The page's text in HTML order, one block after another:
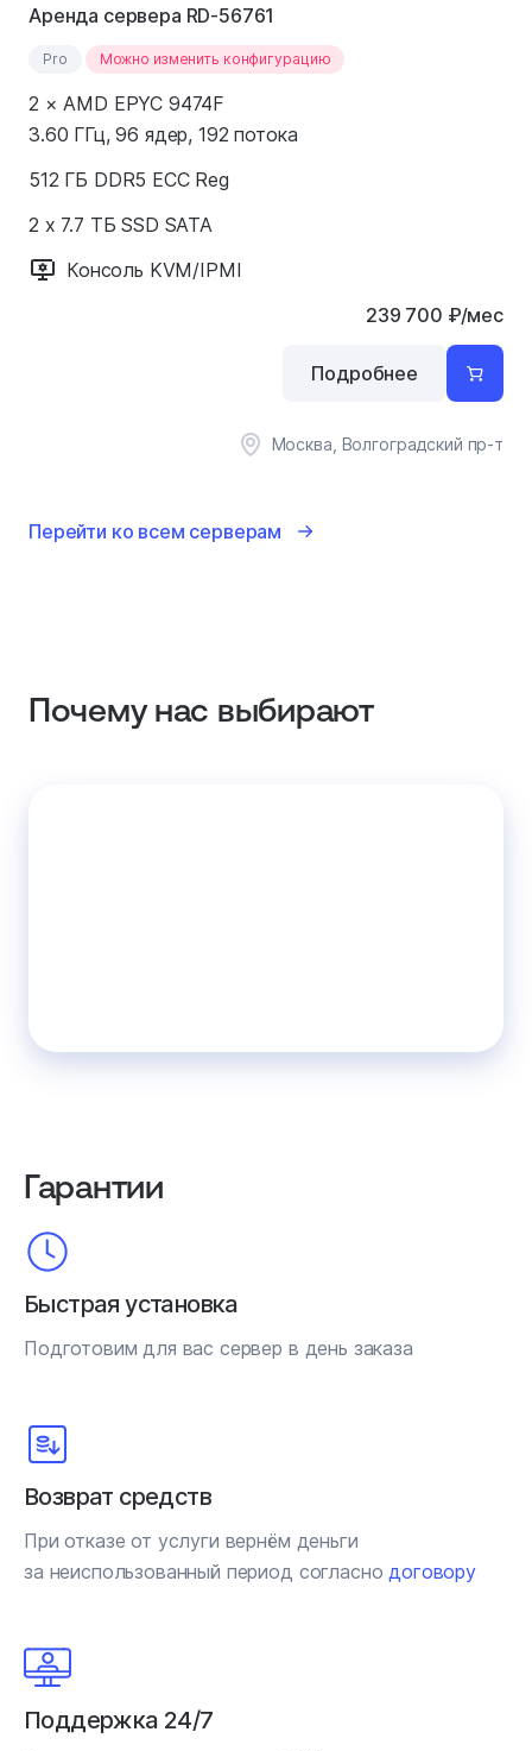
Аренда сервера RD-56761
Pro Можно изменить конфигурацию
2 × AMD EPYC 9474F
3.60 ГГц, 96 ядер, 192 потока
512 ГБ DDR5 ECC Reg
2 x 7.7 ТБ SSD SATA
Консоль KVM/IPMI
239 700 ₽/мес
Москва, Волгоградский пр-т
Подробнее
Перейти ко всем серверам
Почему нас выбирают
Гарантии
Быстрая установка
Подготовим для вас сервер в день заказа
Возврат средств
При отказе от услуги вернём деньги
за неиспользованный период согласнодоговору
Поддержка 24/7